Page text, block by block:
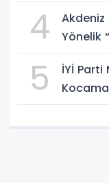
4
Akdeniz
Yönelik
5
İYİ